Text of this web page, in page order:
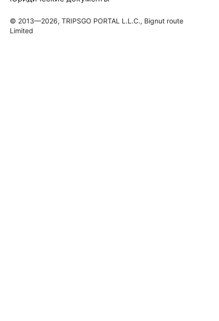
© 2013—2026, TRIPSGO PORTAL L.L.C., Bignut route
Limited